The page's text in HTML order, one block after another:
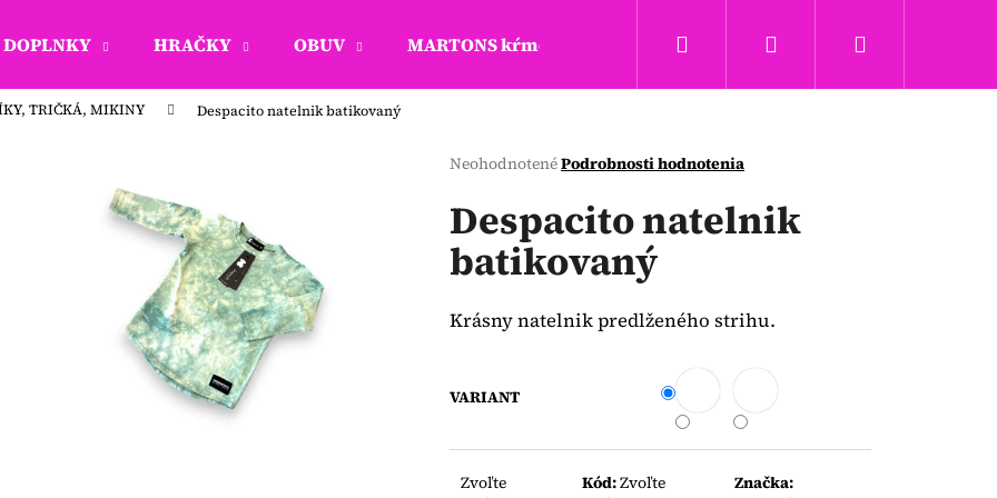
DOPLNKY HRAČKY OBUV MARTONS kŕmenie a hryzadla Täta rings Obchodné
Prihlásenie
TRIČKÁ, MIKINY Despacito natelnik batikovaný
Priemerné
produktu
je
0,0
z
hviezdičiek.
NeohodnotenéPodrobnosti hodnotenia
Despacito natelnik
batikovaný
Krásny natelnik predlženého strihu.
VARIANT
Zvoľte
Kód:Zvoľte
Značka:
Čo potrebujete nájsť?
Odporúčame